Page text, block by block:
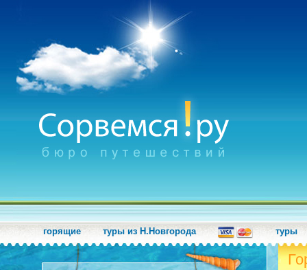
горящие туры из Н.Новгорода туры